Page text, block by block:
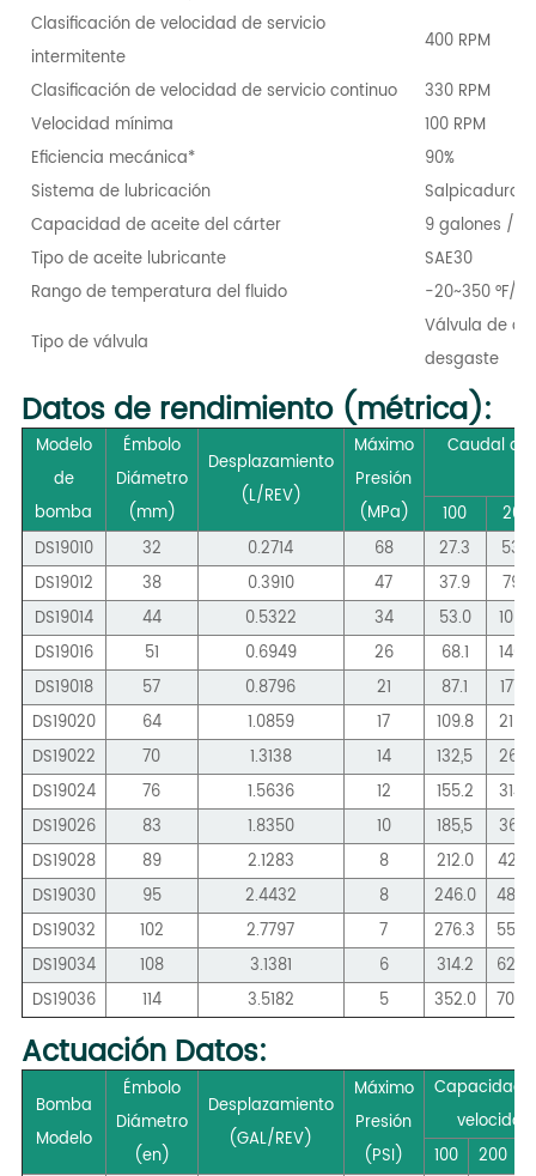
Clasificación de velocidad de servicio
intermitente
400 RPM
Clasificación de velocidad de servicio continuo
330 RPM
Velocidad mínima
100 RPM
Eficiencia mecánica*
90%
Sistema de lubricación
Salpicadura,
Capacidad de aceite del cárter
9 galones /
Tipo de aceite lubricante
SAE30
Rango de temperatura del fluido
-20~350 °F/-
Tipo de válvula
Válvula de
desgaste
Datos de rendimiento (métrica):
Modelo
de
bomba
Émbolo
Diámetro
(mm)
Desplazamiento
(L/REV)
Máximo
Presión
(MPa)
Caudal de
100
200
DS19010
32 0.2714 68 27.3
53.0
DS19012
38 0.3910 47 37.9
79,5
DS19014
44 0.5322 34 53.0
106.0
DS19016
51 0.6949 26 68.1
140.0
DS19018
57 0.8796 21 87.1
177.9
DS19020
64 1.0859 17 109.8
215.7
DS19022
70 1.3138 14 132,5
261.2
DS19024
76 1.5636 12 155.2
314.2
DS19026
83 1.8350 10 185,5
367.1
DS19028
89 2.1283 8 212.0
427,7
DS19030
95 2.4432 8 246.0
DS19032
102 2.7797 7 276.3
DS19034
108 3.1381 6 314.2
DS19036
114 3.5182 5 352.0
Actuación Datos:
Bomba
Modelo
Émbolo
Diámetro
(en)
Desplazamiento
(GAL/REV)
Máximo
Presión
(PSI)
Capacidad
100
200